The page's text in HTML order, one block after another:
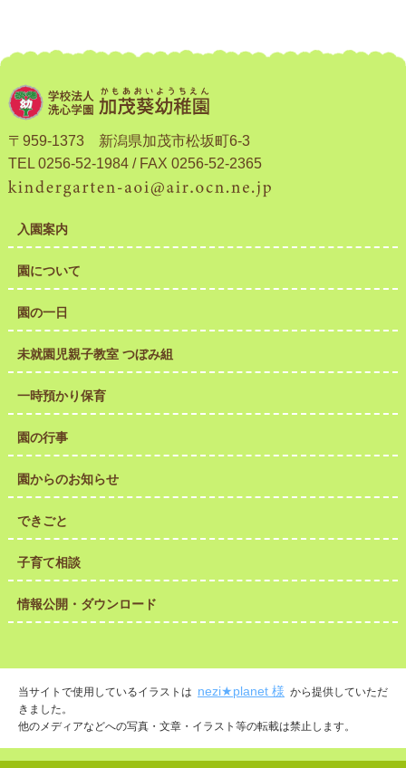
〒959-1373 新潟県加茂市松坂町6-3
TEL 0256-52-1984 / FAX 0256-52-2365
入園案内
園について
園の一日
未就園児親子教室 つぼみ組
一時預かり保育
園の行事
園からのお知らせ
できごと
子育て相談
情報公開・ダウンロード
当サイトで使用しているイラストは nezi★planet 様 から提供していただ
きました。
他のメディアなどへの写真・文章・イラスト等の転載は禁止します。